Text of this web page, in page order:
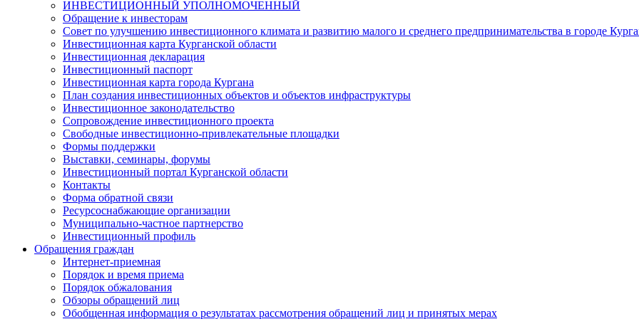
ИНВЕСТИЦИОННЫЙ УПОЛНОМОЧЕННЫЙ
Обращение к инвесторам
Совет по улучшению инвестиционного климата и развитию малого и среднего предпринимательства в городе
Инвестиционная карта Курганской области
Инвестиционная декларация
Инвестиционный паспорт
Инвестиционная карта города Кургана
План создания инвестиционных объектов и объектов инфраструктуры
Инвестиционное законодательство
Сопровождение инвестиционного проекта
Свободные инвестиционно-привлекательные площадки
Формы поддержки
Выставки, семинары, форумы
Инвестиционный портал Курганской области
Контакты
Форма обратной связи
Ресурсоснабжающие организации
Муниципально-частное партнерство
Инвестиционный профиль
Обращения граждан
Интернет-приемная
Порядок и время приема
Порядок обжалования
Обзоры обращений лиц
Обобщенная информация о результатах рассмотрения обращений лиц и принятых мерах